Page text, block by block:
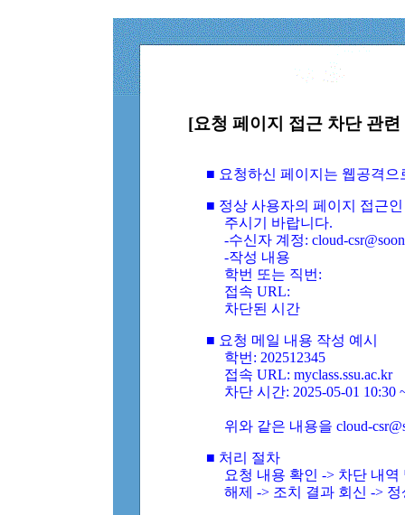
[요청 페이지 접근 차단 관
■ 요청하신 페이지는 웹공격
■ 정상 사용자의 페이지 접근
주시기 바랍니다.
-수신자 계정: cloud-
-작성 내용
학번 또는 직번:
접속 URL:
차단된 시간
■ 요청 메일 내용 작성 예시
학번: 202512345
접속 URL: myclass.ssu.ac.kr
차단 시간: 2025-05-01 10:30
위와 같은 내용을 cloud-
■ 처리 절차
요청 내용 확인 -> 차단 내
해제 -> 조치 결과 회신 ->